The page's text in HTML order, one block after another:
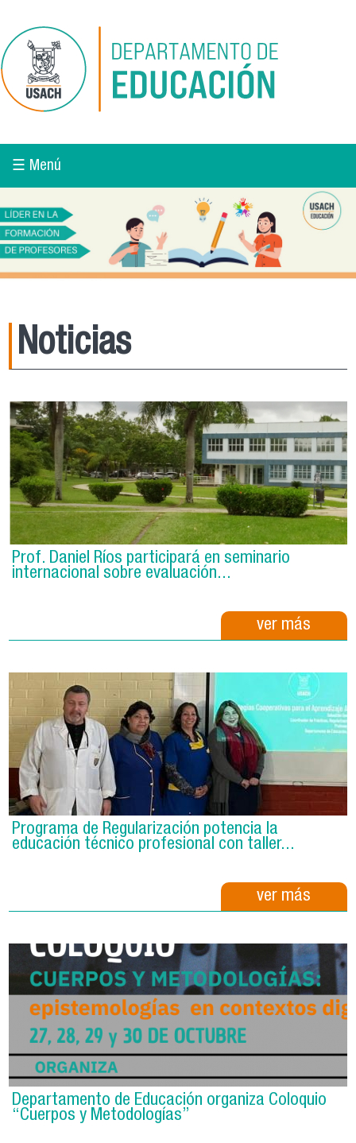
☰ Menú
Noticias
Prof. Daniel Ríos participará en seminario
internacional sobre evaluación...
ver más
Programa de Regularización potencia la
educación técnico profesional con taller...
ver más
Departamento de Educación organiza Coloquio
“Cuerpos y Metodologías”